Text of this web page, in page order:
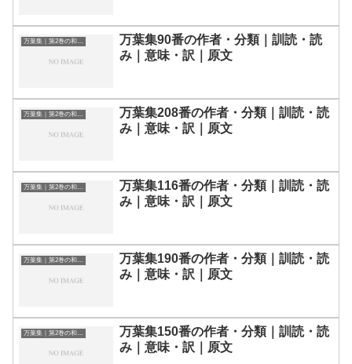
万葉集｜第2巻の和歌一覧
万葉集90番の作者・分類｜訓読・読
み｜意味・訳｜原文
万葉集｜第2巻の和歌一覧
万葉集208番の作者・分類｜訓読・読
み｜意味・訳｜原文
万葉集｜第2巻の和歌一覧
万葉集116番の作者・分類｜訓読・読
み｜意味・訳｜原文
万葉集｜第2巻の和歌一覧
万葉集190番の作者・分類｜訓読・読
み｜意味・訳｜原文
万葉集｜第2巻の和歌一覧
万葉集150番の作者・分類｜訓読・読
み｜意味・訳｜原文